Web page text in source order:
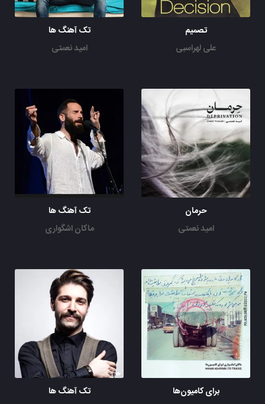
تصمیم
علی لهراسبی
تک آهنگ ها
امید نعمتی
حرمان
امید نعمتی
تک آهنگ ها
ماکان اشگواری
برای کامیون‌ها
تک آهنگ ها